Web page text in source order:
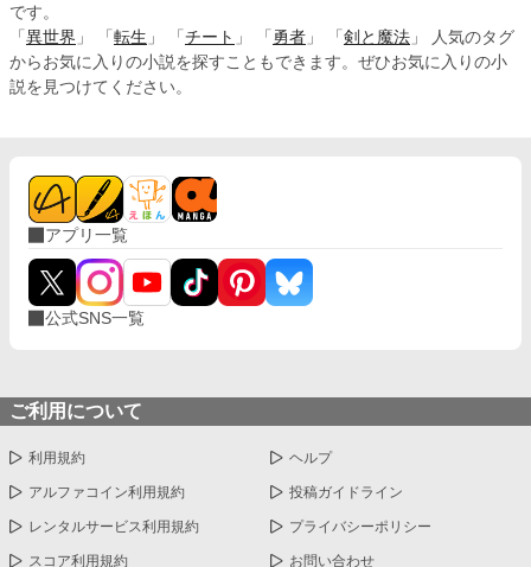
です。
「 異世界 」 「 転生 」 「 チート 」 「 勇者 」 「 剣と魔法 」 人気のタグ
からお気に入りの小説を探すこともできます。ぜひお気に入りの小
説を見つけてください。
アプリ一覧
公式SNS一覧
ご利用について
利用規約 ヘルプ
アルファコイン利用規約 投稿ガイドライン
レンタルサービス利用規約 プライバシーポリシー
スコア利用規約 お問い合わせ